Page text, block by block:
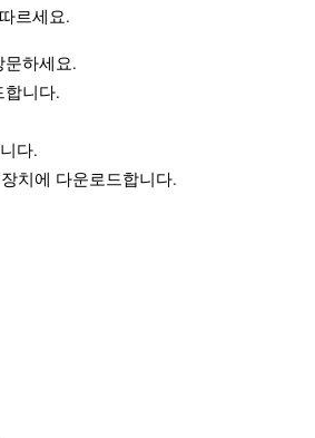
르세요.
문하세요.
합니다.
다.
치에 다운로드합니다.